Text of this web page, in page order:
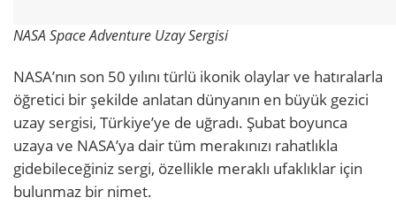
NASA Space Adventure Uzay Sergisi
NASA’nın son 50 yılını türlü ikonik olaylar ve hatıralarla
öğretici bir şekilde anlatan dünyanın en büyük gezici
uzay sergisi, Türkiye’ye de uğradı. Şubat boyunca
uzaya ve NASA’ya dair tüm merakınızı rahatlıkla
gidebileceğiniz sergi, özellikle meraklı ufaklıklar için
bulunmaz bir nimet.